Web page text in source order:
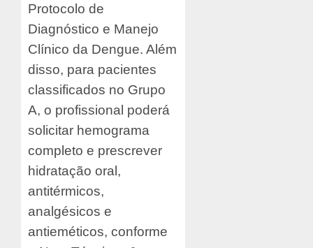
Protocolo de
Diagnóstico e Manejo
Clínico da Dengue. Além
disso, para pacientes
classificados no Grupo
A, o profissional poderá
solicitar hemograma
completo e prescrever
hidratação oral,
antitérmicos,
analgésicos e
antieméticos, conforme